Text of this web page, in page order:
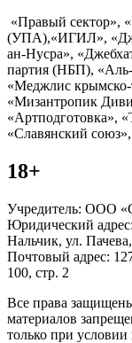
«Правый сектор»,
(УПА),«ИГИЛ»,
ан-Нусра»,
партия (НБП),
«Меджлис крымско-
«Мизантропик
«Артподготовка»,
«Славянский
18+
Учредитель: ООО
Юридический
Нальчик, ул.
Почтовый адрес:
100, стр. 2
Все права
материалов
только при условии